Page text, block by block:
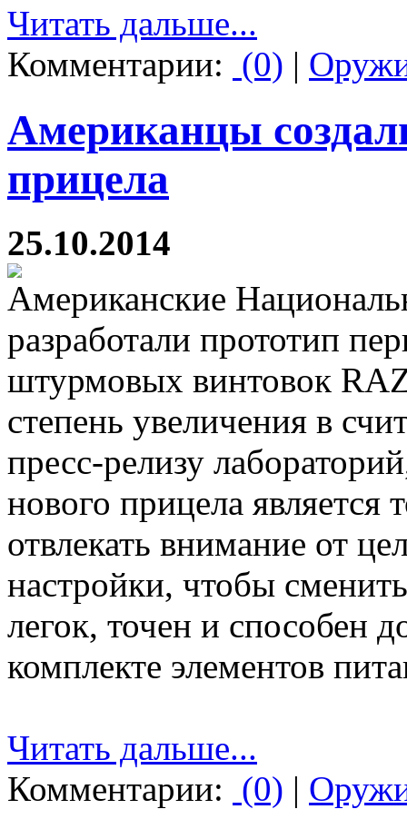
Читать дальше...
Комментарии: (0) |
Американцы
прицела
25.10.2014
Американские
разработали прототип
штурмовых винтовок
степень увеличения в
пресс-релизу
нового прицела является
отвлекать внимание от
настройки, чтобы
легок, точен и способен
комплекте элементов
Читать дальше...
Комментарии: (0) |